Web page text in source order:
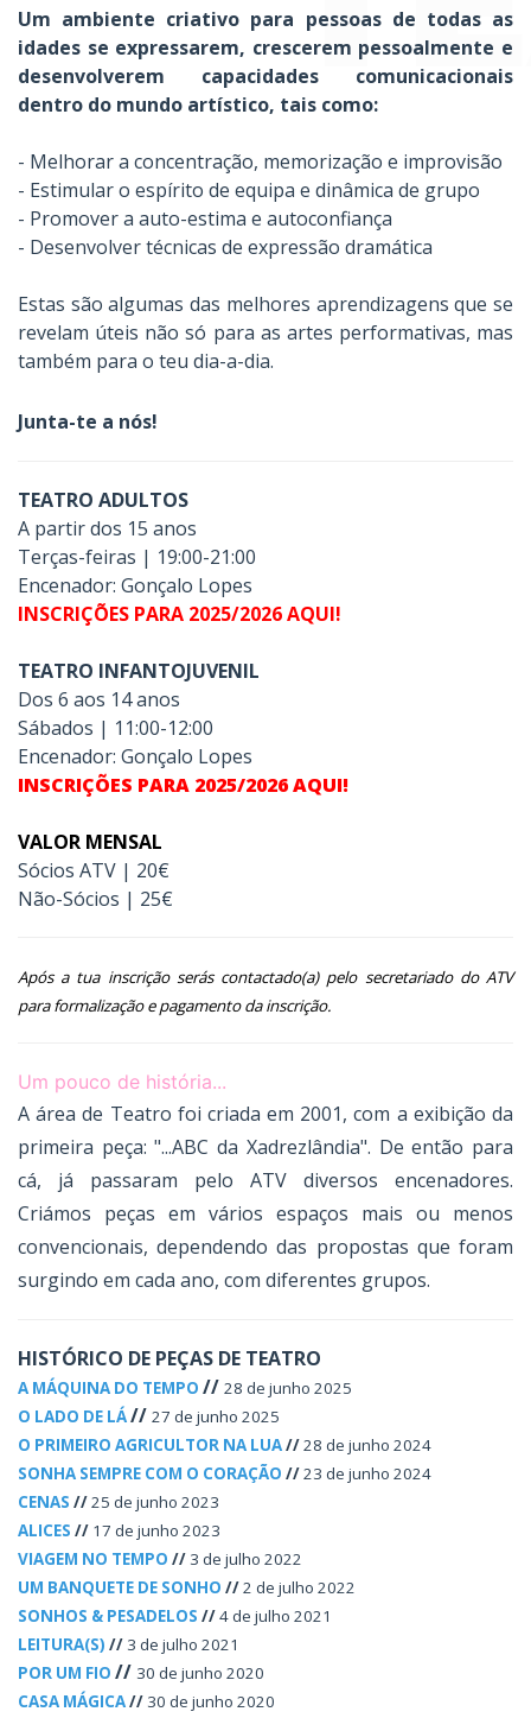
Um ambiente criativo para pessoas de todas as
idades se expressarem, crescerem pessoalmente e
desenvolverem capacidades comunicacionais
dentro do mundo artístico, tais como:
- Melhorar a concentração, memorização e improvisão
- Estimular o espírito de equipa e dinâmica de grupo
- Promover a auto-estima e autoconfiança
- Desenvolver técnicas de expressão dramática
Estas são algumas das melhores aprendizagens que se
revelam úteis não só para as artes performativas, mas
também para o teu dia-a-dia.
Junta-te a nós!
TEATRO ADULTOS
A partir dos 15 anos
Terças-feiras | 19:00-21:00
Encenador: Gonçalo Lopes
INSCRIÇÕES PARA 2025/2026 AQUI!
TEATRO INFANTOJUVENIL
Dos 6 aos 14 anos
Sábados | 11:00-12:00
Encenador: Gonçalo Lopes
INSCRIÇÕES PARA 2025/2026 AQUI!
VALOR MENSAL
Sócios ATV | 20€
Não-Sócios | 25€
Após a tua inscrição serás contactado(a) pelo secretariado do ATV
para formalização e pagamento da inscrição.
Um pouco de história...
A área de Teatro foi criada em 2001, com a exibição da
primeira peça: "...ABC da Xadrezlândia". De então para
cá, já passaram pelo ATV diversos encenadores.
Criámos peças em vários espaços mais ou menos
convencionais, dependendo das propostas que foram
surgindo em cada ano, com diferentes grupos.
HISTÓRICO DE PEÇAS DE TEATRO
A MÁQUINA DO TEMPO // 28 de junho 2025
O LADO DE LÁ// 27 de junho 2025
O PRIMEIRO AGRICULTOR NA LUA//28 de junho 2024
SONHA SEMPRE COM O CORAÇÃO //23 de junho 2024
CENAS //25 de junho 2023
ALICES // 17 de junho 2023
VIAGEM NO TEMPO // 3 de julho 2022
UM BANQUETE DE SONHO //2 de julho 2022
SONHOS & PESADELOS //4 de julho 2021
LEITURA(S) // 3 de julho 2021
POR UM FIO // 30 de junho 2020
CASA MÁGICA// 30 de junho 2020